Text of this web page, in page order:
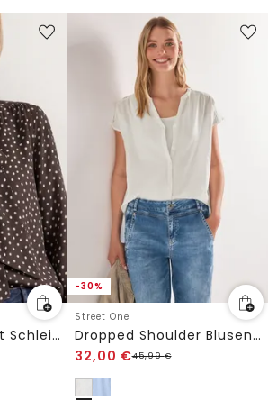
Langarm Bluse mit Schleifendetail
-30%
Street One
Dropped Shoulder Blusenshirt mit Tape
32,00 €45,99€